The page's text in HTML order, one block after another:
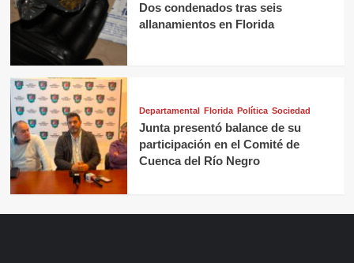
Dos condenados tras seis
allanamientos en Florida
Departamental Florida Política Sociedad
Junta presentó balance de su
participación en el Comité de
Cuenca del Río Negro